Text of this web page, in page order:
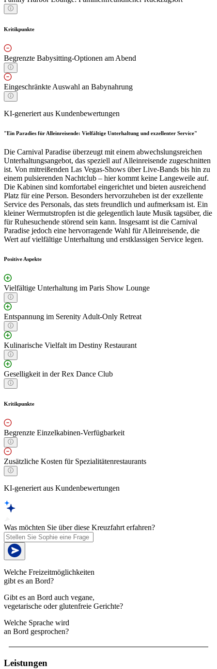
Kritikpunkte
Begrenzte Babysitting-Optionen am Abend
Eingeschränkte Auswahl an Babynahrung
KI-generiert aus Kundenbewertungen
"Ein Paradies für Alleinreisende: Vielfältige Unterhaltung und exzellenter Service"
Die Carnival Paradise überzeugt mit einem abwechslungsreichen
Unterhaltungsangebot, das speziell auf Alleinreisende zugeschnitten
ist. Von mitreißenden Las Vegas-Shows über Live-Bands bis hin zu
einem pulsierenden Nachtclub – hier kommt keine Langeweile auf.
Die Kabinen sind komfortabel eingerichtet und bieten ausreichend
Platz für eine Person. Besonders hervorzuheben ist der exzellente
Service des Personals, das stets freundlich und aufmerksam ist. Ein
kleiner Wermutstropfen ist die gelegentlich laute Musik tagsüber, die
für Ruhesuchende störend sein kann. Insgesamt ist die Carnival
Paradise jedoch eine hervorragende Wahl für Alleinreisende, die
Wert auf vielfältige Unterhaltung und erstklassigen Service legen.
Positive Aspekte
Vielfältige Unterhaltung im Paris Show Lounge
Entspannung im Serenity Adult-Only Retreat
Kulinarische Vielfalt im Destiny Restaurant
Geselligkeit in der Rex Dance Club
Kritikpunkte
Begrenzte Einzelkabinen-Verfügbarkeit
Zusätzliche Kosten für Spezialitätenrestaurants
KI-generiert aus Kundenbewertungen
Was möchten Sie über diese Kreuzfahrt erfahren?
Welche Freizeitmöglichkeiten
gibt es an Bord?
Gibt es an Bord auch vegane,
vegetarische oder glutenfreie Gerichte?
Welche Sprache wird
an Bord gesprochen?
Leistungen